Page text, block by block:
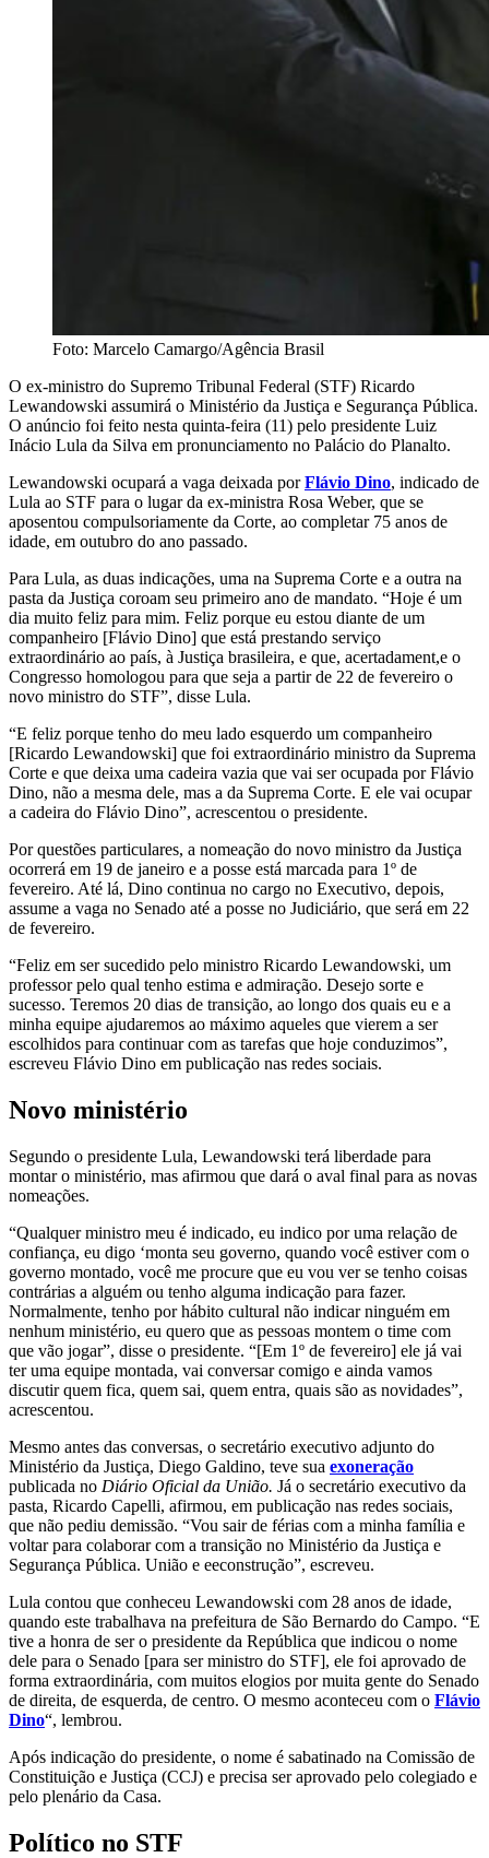
Foto: Marcelo Camargo/Agência Brasil
O ex-ministro do Supremo Tribunal Federal (STF) Ricardo
Lewandowski assumirá o Ministério da Justiça e Segurança Pública.
O anúncio foi feito nesta quinta-feira (11) pelo presidente Luiz
Inácio Lula da Silva em pronunciamento no Palácio do Planalto.
Lewandowski ocupará a vaga deixada porFlávio Dino, indicado de
Lula ao STF para o lugar da ex-ministra Rosa Weber, que se
aposentou compulsoriamente da Corte, ao completar 75 anos de
idade, em outubro do ano passado.
Para Lula, as duas indicações, uma na Suprema Corte e a outra na
pasta da Justiça coroam seu primeiro ano de mandato. “Hoje é um
dia muito feliz para mim. Feliz porque eu estou diante de um
companheiro [Flávio Dino] que está prestando serviço
extraordinário ao país, à Justiça brasileira, e que, acertadament,e o
Congresso homologou para que seja a partir de 22 de fevereiro o
novo ministro do STF”, disse Lula.
“E feliz porque tenho do meu lado esquerdo um companheiro
[Ricardo Lewandowski] que foi extraordinário ministro da Suprema
Corte e que deixa uma cadeira vazia que vai ser ocupada por Flávio
Dino, não a mesma dele, mas a da Suprema Corte. E ele vai ocupar
a cadeira do Flávio Dino”, acrescentou o presidente.
Por questões particulares, a nomeação do novo ministro da Justiça
ocorrerá em 19 de janeiro e a posse está marcada para 1º de
fevereiro. Até lá, Dino continua no cargo no Executivo, depois,
assume a vaga no Senado até a posse no Judiciário, que será em 22
de fevereiro.
“Feliz em ser sucedido pelo ministro Ricardo Lewandowski, um
professor pelo qual tenho estima e admiração. Desejo sorte e
sucesso. Teremos 20 dias de transição, ao longo dos quais eu e a
minha equipe ajudaremos ao máximo aqueles que vierem a ser
escolhidos para continuar com as tarefas que hoje conduzimos”,
escreveu Flávio Dino em publicação nas redes sociais.
Novo ministério
Segundo o presidente Lula, Lewandowski terá liberdade para
montar o ministério, mas afirmou que dará o aval final para as novas
nomeações.
“Qualquer ministro meu é indicado, eu indico por uma relação de
confiança, eu digo ‘monta seu governo, quando você estiver com o
governo montado, você me procure que eu vou ver se tenho coisas
contrárias a alguém ou tenho alguma indicação para fazer.
Normalmente, tenho por hábito cultural não indicar ninguém em
nenhum ministério, eu quero que as pessoas montem o time com
que vão jogar”, disse o presidente. “[Em 1º de fevereiro] ele já vai
ter uma equipe montada, vai conversar comigo e ainda vamos
discutir quem fica, quem sai, quem entra, quais são as novidades”,
acrescentou.
Mesmo antes das conversas, o secretário executivo adjunto do
Ministério da Justiça, Diego Galdino, teve sua exoneração
publicada no Diário Oficial da União. Já o secretário executivo da
pasta, Ricardo Capelli, afirmou, em publicação nas redes sociais,
que não pediu demissão. “Vou sair de férias com a minha família e
voltar para colaborar com a transição no Ministério da Justiça e
Segurança Pública. União e eeconstrução”, escreveu.
Lula contou que conheceu Lewandowski com 28 anos de idade,
quando este trabalhava na prefeitura de São Bernardo do Campo. “E
tive a honra de ser o presidente da República que indicou o nome
dele para o Senado [para ser ministro do STF], ele foi aprovado de
forma extraordinária, com muitos elogios por muita gente do Senado
de direita, de esquerda, de centro. O mesmo aconteceu com o Flávio
Dino“, lembrou.
Após indicação do presidente, o nome é sabatinado na Comissão de
Constituição e Justiça (CCJ) e precisa ser aprovado pelo colegiado e
pelo plenário da Casa.
Político no STF